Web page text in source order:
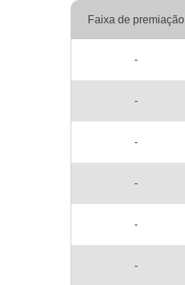
Faixa de premiação
-
-
-
-
-
-